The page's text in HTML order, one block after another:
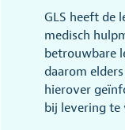
GLS heeft de
medisch
betrouwbare
daarom
hierover
bij levering te